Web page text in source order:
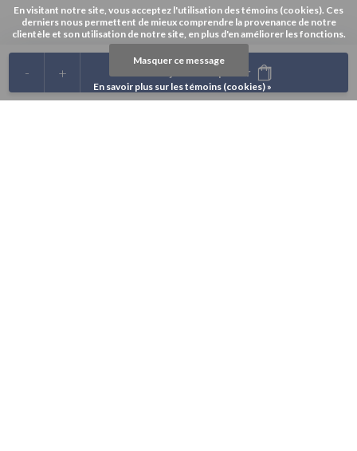
+
- Ajouter au panier
En visitant notre site, vous acceptez l'utilisation des témoins (cookies). Ces
derniers nous permettent de mieux comprendre la provenance de notre
clientèle et son utilisation de notre site, en plus d'en améliorer les fonctions.
Masquer ce message
En savoir plus sur les témoins (cookies) »